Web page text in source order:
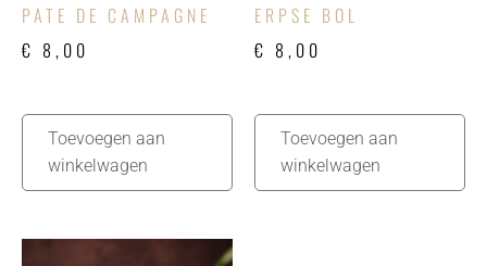
PATE DE CAMPAGNE
€ 8,00
Toevoegen aan
winkelwagen
ERPSE BOL
€ 8,00
Toevoegen aan
winkelwagen